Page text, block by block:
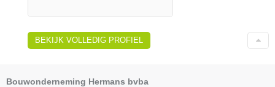
BEKIJK VOLLEDIG PROFIEL
Bouwonderneming Hermans bvba